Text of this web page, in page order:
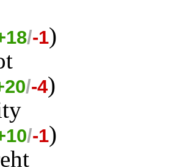
/-1)
/-4)
/-1)